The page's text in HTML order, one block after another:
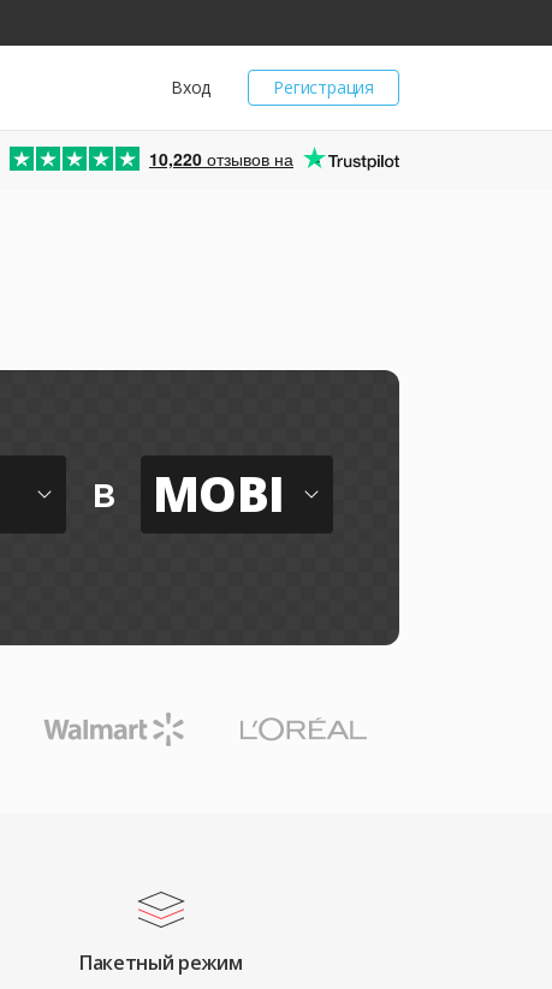
Регистрация
Вход
10,220 отзывов на
в MOBI
Пакетный режим